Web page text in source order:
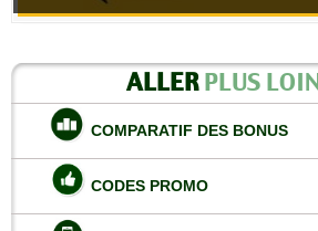
ALLERPLUS
COMPARATIF DES BONUS
CODES PROMO